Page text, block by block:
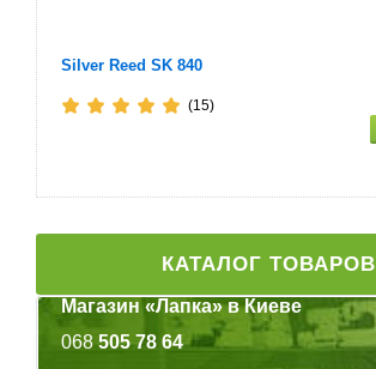
Silver Reed SK 840
(15)
КАТАЛОГ ТОВАРОВ
Магазин «Лапка» в Киеве
068 505 78 64